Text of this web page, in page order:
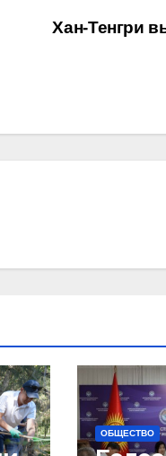
Хан-Тенгри
ОБЩЕСТВО